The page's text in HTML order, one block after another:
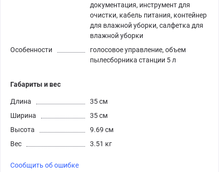
документация, инструмент для
очистки, кабель питания, контейнер
для влажной уборки, салфетка для
влажной уборки
Особенности
голосовое управление, объем
пылесборника станции 5 л
Габариты и вес
Длина
35 см
Ширина
35 см
Высота
9.69 см
Вес
3.51 кг
Сообщить об ошибке